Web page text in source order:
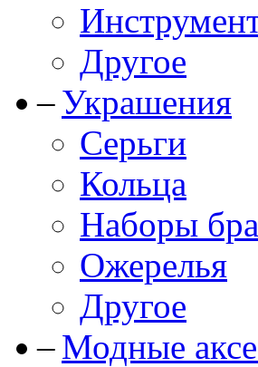
Другое
Украшения
Серьги
Кольца
Наборы
Ожерелья
Другое
Модные